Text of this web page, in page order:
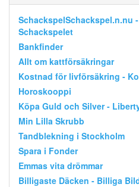
SchackspelSchackspel.n.nu
Schackspelet
Bankfinder
Allt om kattförsäkringar
Kostnad för livförsäkring -
Horoskooppi
Köpa Guld och Silver -
Min Lilla Skrubb
Tandblekning i Stockholm
Spara i Fonder
Emmas vita drömmar
Billigaste Däcken - Billiga